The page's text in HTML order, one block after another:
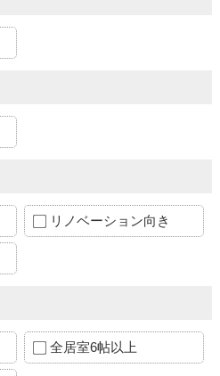
リノベーション向き
全居室6帖以上